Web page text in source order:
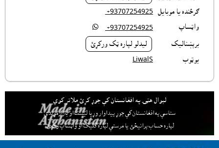
ګرځنده يا موبايل ‎ +93707254925
واټساپ ‎ +93707254925

برېښناليک ليدلو لپاره ټک ورکړئ
يوټوب LiwalS
لېوال هټۍ په افغانستان کې جوړ کړئ ملاتړ کوي
ستاسې په افغانستان کې جوړ پيداوار وړيا ليست او بازارموندې
لپاره حساب پرانيځئ يا مرستې لپاره کليک او واټساپ وکړئ.